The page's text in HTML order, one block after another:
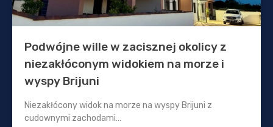
Podwójne wille w zacisznej okolicy z
niezakłóconym widokiem na morze i
wyspy Brijuni
Niezakłócony widok na morze na wyspy Brijuni z
cudownymi zachodami…